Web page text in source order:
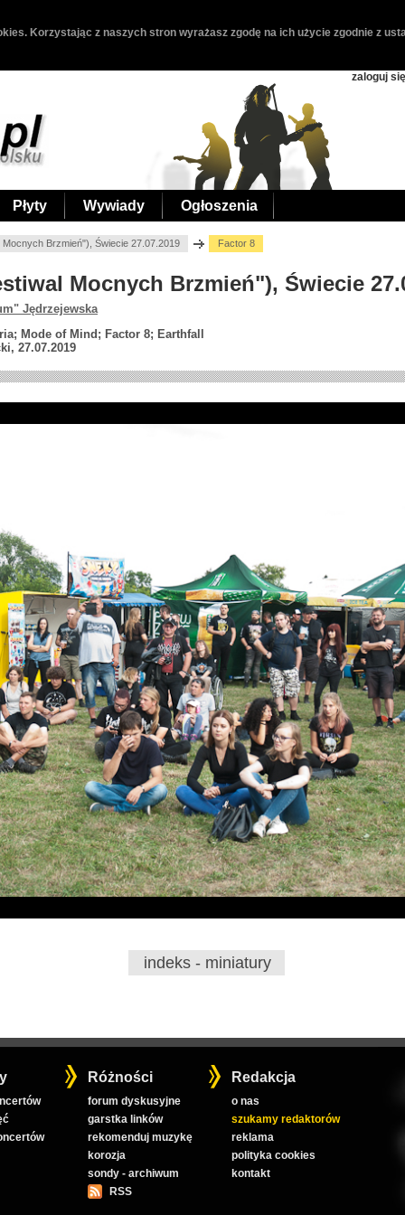
Korzystając z naszych stron wyrażasz zgodę na ich użycie zgodnie z
zaloguj się
Płyty Wywiady Ogłoszenia
Brzmień"), Świecie 27.07.2019 Factor 8
Mocnych Brzmień"), Świecie
Jędrzejewska
Mode of Mind; Factor 8; Earthfall
27.07.2019
indeks - miniatury
Różności
forum dyskusyjne
garstka linków
rekomenduj muzykę
korozja
sondy - archiwum
RSS
Redakcja
o nas
szukamy redaktorów
reklama
polityka cookies
kontakt